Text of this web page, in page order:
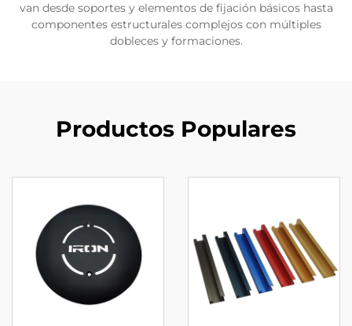
van desde soportes y elementos de fijación básicos hasta
componentes estructurales complejos con múltiples
dobleces y formaciones.
Productos Populares